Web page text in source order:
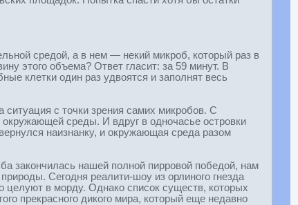
средой, а в нем — некий микроб, который раз в
этого объема? Ответ гласит: за 59 минут. В
клетки один раз удвоятся и заполнят весь
ситуация с точки зрения самих микробов. С
среды. И вдруг в одночасье островки
наизнанку, и окружающая среда разом
закончилась нашей полной пирровой победой, нам
Сегодня реалити-шоу из орлиного гнезда
целуют в морду. Однако список существ, которых
прекрасного дикого мира, который еще недавно